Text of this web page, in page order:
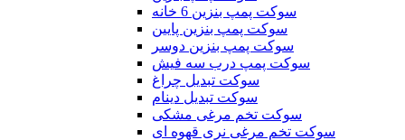
سوکت پمپ بنزین 6 خانه
سوکت پمپ بنزین پایین
سوکت پمپ بنزین دوسر
سوکت پمپ درب سه فیش
سوکت تبدیل چراغ
سوکت تبدیل دینام
سوکت تخم مرغی مشکی
سوکت تخم مرغی نری قهوه ای